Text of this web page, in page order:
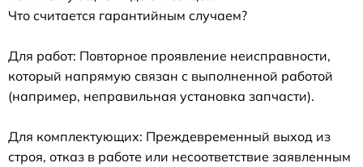
Что считается гарантийным случаем?
Для работ: Повторное проявление неисправности,
который напрямую связан с выполненной работой
(например, неправильная установка запчасти).
Для комплектующих: Преждевременный выход из
строя, отказ в работе или несоответствие заявленным